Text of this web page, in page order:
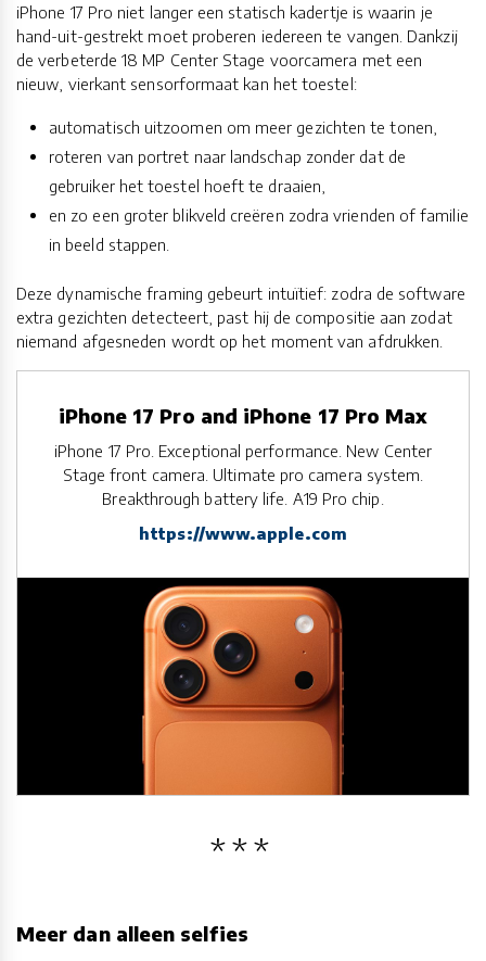
iPhone 17 Pro niet langer een statisch kadertje is waarin je
hand-uit-gestrekt moet proberen iedereen te vangen. Dankzij
de verbeterde 18 MP Center Stage voorcamera met een
nieuw, vierkant sensorformaat kan het toestel:
automatisch uitzoomen om meer gezichten te tonen,
roteren van portret naar landschap zonder dat de
gebruiker het toestel hoeft te draaien,
en zo een groter blikveld creëren zodra vrienden of familie
in beeld stappen.
Deze dynamische framing gebeurt intuïtief: zodra de software
extra gezichten detecteert, past hij de compositie aan zodat
niemand afgesneden wordt op het moment van afdrukken.
iPhone 17 Pro and iPhone 17 Pro Max
iPhone 17 Pro. Exceptional performance. New Center
Stage front camera. Ultimate pro camera system.
Breakthrough battery life. A19 Pro chip.
https://www.apple.com
Meer dan alleen selfies